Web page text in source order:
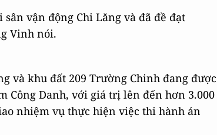
vận động Chi Lăng và đã đề đạt
Vinh nói.
và khu đất 209 Trường Chinh đang được
Công Danh, với giá trị lên đến hơn 3.000
nhiệm vụ thực hiện việc thi hành án